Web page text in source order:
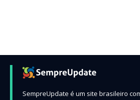
SempreUpdate é um site brasileiro